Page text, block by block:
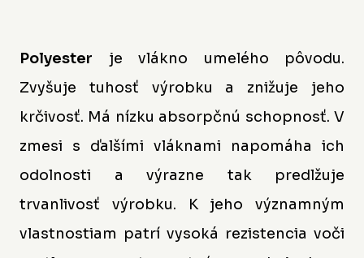
Polyester je vlákno umelého pôvodu.
Zvyšuje tuhosť výrobku a znižuje jeho
krčivosť. Má nízku absorpčnú schopnosť. V
zmesi s ďalšími vláknami napomáha ich
odolnosti a výrazne tak predlžuje
trvanlivosť výrobku. K jeho významným
vlastnostiam patrí vysoká rezistencia voči